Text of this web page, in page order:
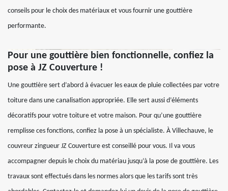
conseils pour le choix des matériaux et vous fournir une gouttière
performante.
Pour une gouttière bien fonctionnelle, confiez la
pose à JZ Couverture !
Une gouttière sert d’abord à évacuer les eaux de pluie collectées par votre
toiture dans une canalisation appropriée. Elle sert aussi d’éléments
décoratifs pour votre toiture et votre maison. Pour qu’une gouttière
remplisse ces fonctions, confiez la pose à un spécialiste. À Villechauve, le
couvreur zingueur JZ Couverture est conseillé pour vous. Il va vous
accompagner depuis le choix du matériau jusqu’à la pose de gouttière. Les
travaux sont effectués dans les normes alors que les tarifs sont très